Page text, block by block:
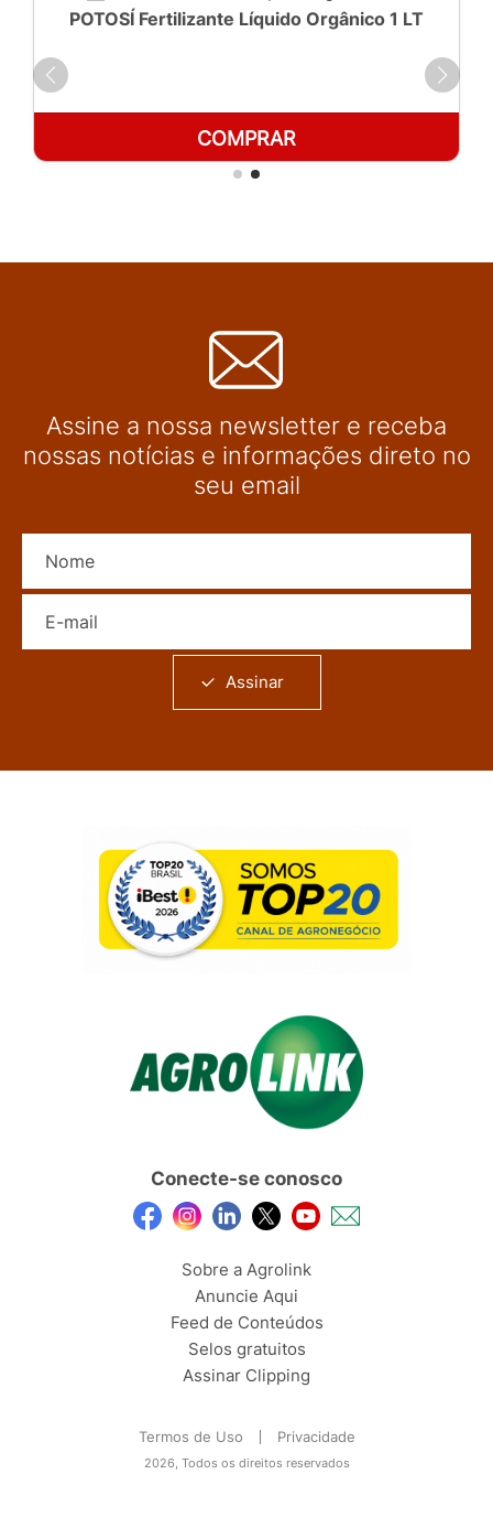
POTOSÍ Fertilizante Líquido Orgânico 1 LT
COMPRAR
Assine a nossa newsletter e receba
nossas notícias e informações direto no
seu email
Assinar
Conecte-se conosco
Sobre a Agrolink
Anuncie Aqui
Feed de Conteúdos
Selos gratuitos
Assinar Clipping
Termos de Uso Privacidade
2026, Todos os direitos reservados